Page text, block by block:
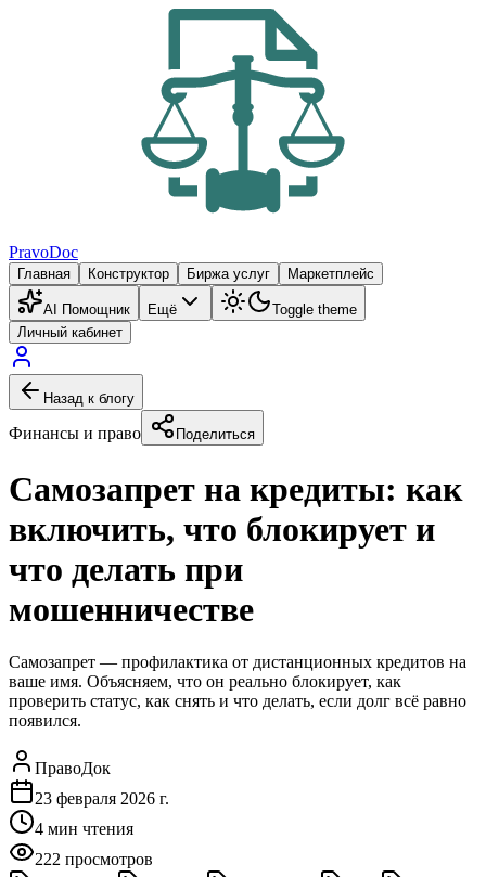
PravoDoc
Главная Конструктор Биржа услуг Маркетплейс
AI Помощник Ещё
Toggle theme
Личный кабинет
Назад к блогу
Финансы и право Поделиться
Самозапрет на кредиты: как
включить, что блокирует и
что делать при
мошенничестве
Самозапрет — профилактика от дистанционных кредитов на
ваше имя. Объясняем, что он реально блокирует, как
проверить статус, как снять и что делать, если долг всё равно
появился.
ПравоДок
23 февраля 2026 г.
4 мин чтения
222 просмотров